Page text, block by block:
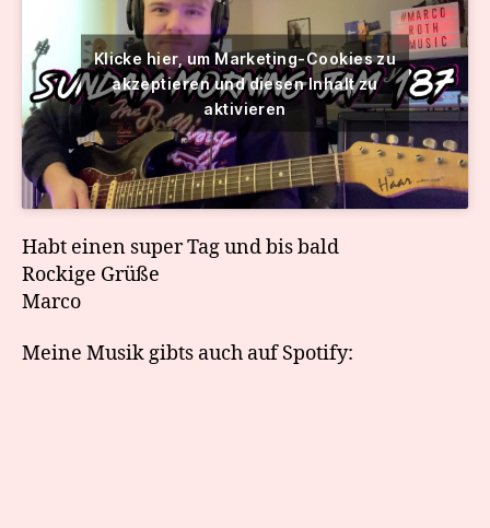
Klicke hier, um Marketing-Cookies zu
akzeptieren und diesen Inhalt zu
aktivieren
Habt einen super Tag und bis bald
Rockige Grüße
Marco
Meine Musik gibts auch auf Spotify: